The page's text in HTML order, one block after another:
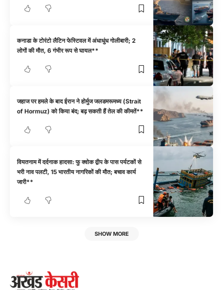
कनाडा के टोरंटो लैटिन फेस्टिवल में अंधाधुंध गोलीबारी; 2
लोगों की मौत, 6 गंभीर रूप से घायल**
जहाज पर हमले के बाद ईरान ने होर्मुज जलडमरूमध्य (Strait
of Hormuz) को किया बंद; बढ़ सकती हैं तेल की कीमतें**
वियतनाम में दर्दनाक हादसा: फु क्वोक द्वीप के पास पर्यटकों से
भरी नाव पलटी, 15 भारतीय नागरिकों की मौत; बचाव कार्य
जारी**
SHOW MORE